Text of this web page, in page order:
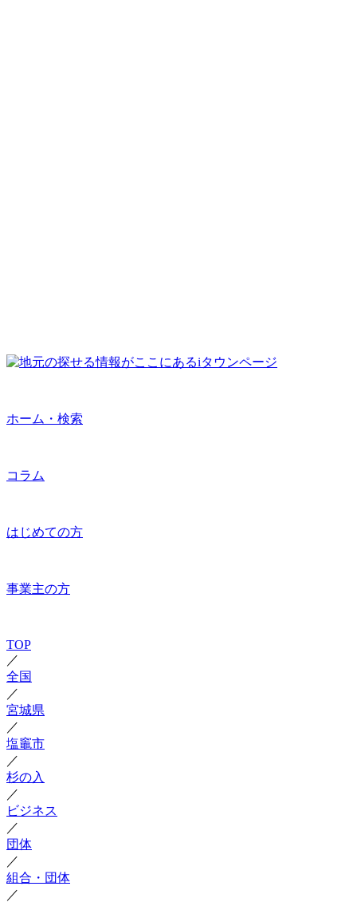
ホーム・検索
コラム
はじめての方
事業主の方
TOP
／
全国
／
宮城県
／
塩竈市
／
杉の入
／
ビジネス
／
団体
／
組合・団体
／